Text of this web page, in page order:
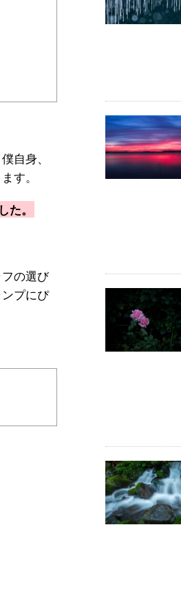
自身、
す。
。
の選び
プにぴ